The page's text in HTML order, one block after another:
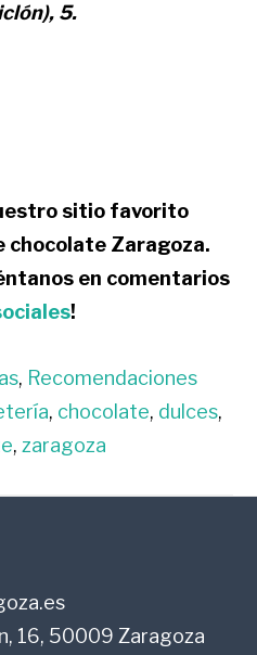
5.
sitio favorito
chocolate Zaragoza.
en comentarios
!
, Recomendaciones
, chocolate, dulces,
,zaragoza
16, 50009 Zaragoza